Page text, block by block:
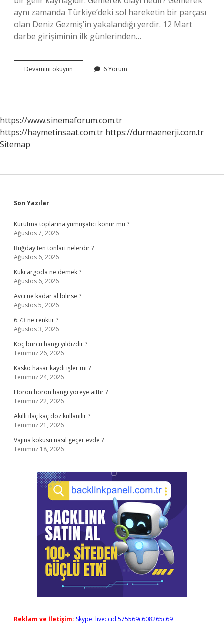
aynı zamanda Türkiye’deki sol hareketin bir parçası
olan Deniz Gezmiş’in yakalandığı yerdir. 12 Mart
darbe girişiminin ilk günlerinden…
Devamını okuyun
Gemerek
6 Yorum
https://www.sinemaforum.com.tr
https://haymetinsaat.com.tr https://durmaenerji.com.tr
Sitemap
Sidebar
Son Yazılar
Kurutma toplarına yumuşatıcı konur mu ?
Ağustos 7, 2026
Buğday ten tonları nelerdir ?
Ağustos 6, 2026
Kuki argoda ne demek ?
Ağustos 6, 2026
Avcı ne kadar al bilirse ?
Ağustos 5, 2026
6.73 ne renktir ?
Ağustos 3, 2026
Koç burcu hangi yıldızdır ?
Temmuz 26, 2026
Kasko hasar kaydı işler mi ?
Temmuz 24, 2026
Horon horon hangi yöreye aittir ?
Temmuz 22, 2026
Akıllı ilaç kaç doz kullanılır ?
Temmuz 21, 2026
Vajina kokusu nasıl geçer evde ?
Temmuz 18, 2026
Reklam ve İletişim: Skype: live:.cid.575569c608265c69